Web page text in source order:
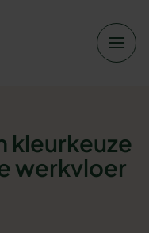
kleurkeuze
werkvloer